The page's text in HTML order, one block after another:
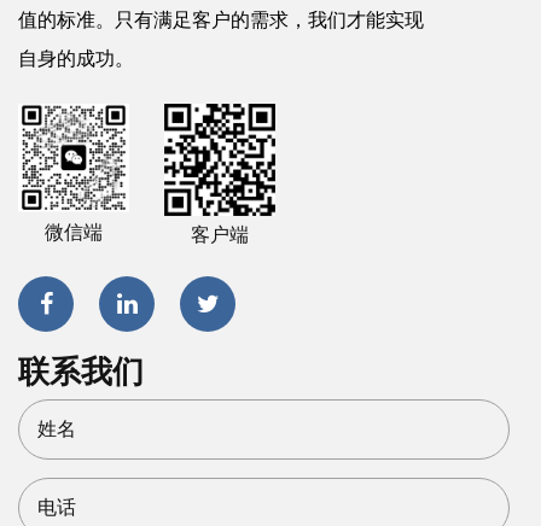
值的标准。只有满足客户的需求，我们才能实现
自身的成功。
微信端 客户端
联系我们